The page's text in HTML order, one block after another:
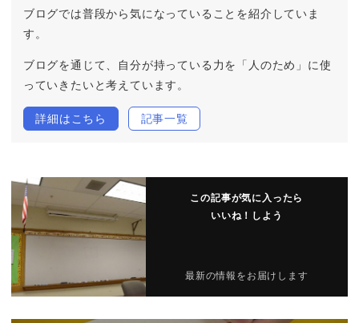
ブログでは普段から気になっていることを紹介していま
す。
ブログを通じて、自分が持っている力を「人のため」に使
っていきたいと考えています。
詳細はこちら 記事一覧
この記事が気に入ったら
いいね！しよう
最新の情報をお届けします